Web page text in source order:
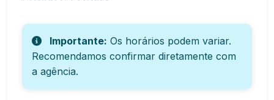
Importante: Os horários podem variar.
Recomendamos confirmar diretamente com
a agência.